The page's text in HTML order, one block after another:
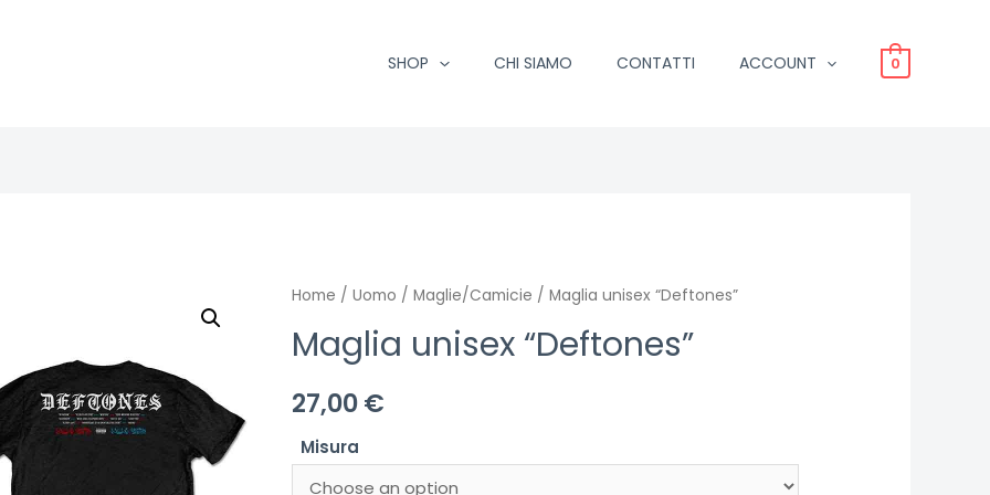
SHOP CHI SIAMO CONTATTI ACCOUNT 0
Home / Uomo / Maglie/Camicie / Maglia unisex “Deftones”
Maglia unisex “Deftones”
27,00€
Misura